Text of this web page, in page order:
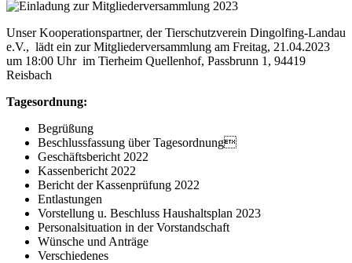
Unser Kooperationspartner, der Tierschutzverein Dingolfing-Landau
e.V., lädt ein zur Mitgliederversammlung am Freitag, 21.04.2023
um 18:00 Uhr im Tierheim Quellenhof, Passbrunn 1, 94419
Reisbach
Tagesordnung:
Begrüßung
Beschlussfassung über Tagesordnung
Geschäftsbericht 2022
Kassenbericht 2022
Bericht der Kassenprüfung 2022
Entlastungen
Vorstellung u. Beschluss Haushaltsplan 2023
Personalsituation in der Vorstandschaft
Wünsche und Anträge
Verschiedenes